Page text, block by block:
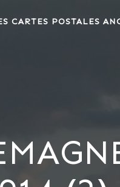
CARTES POSTALES